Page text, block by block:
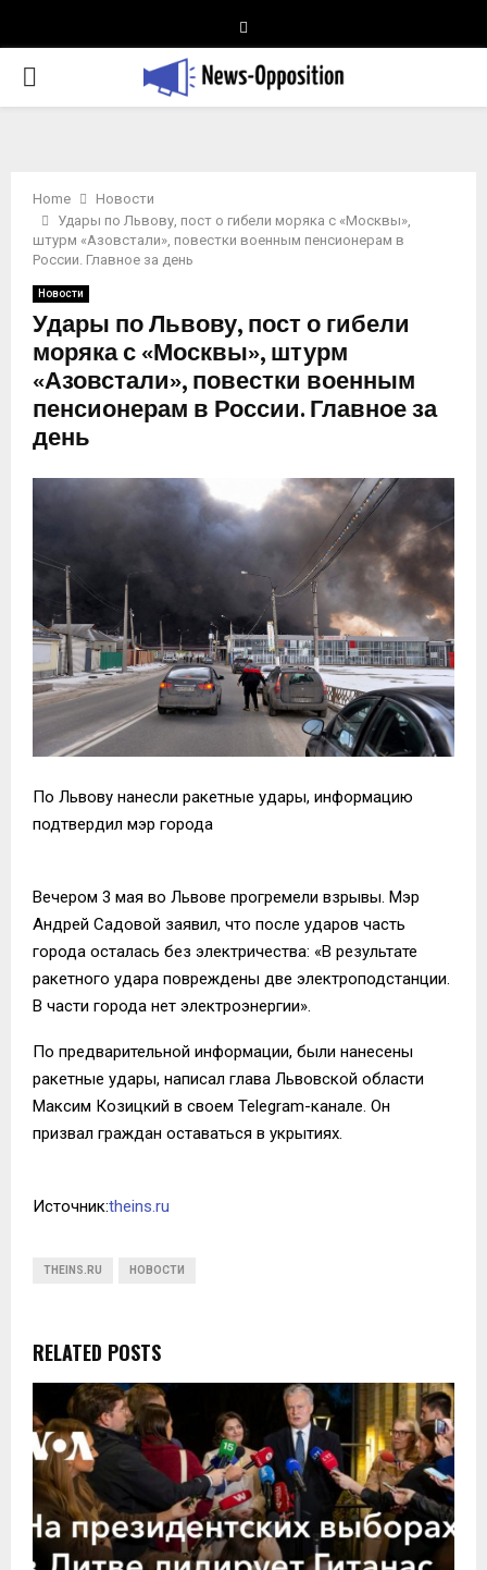
PRIMARY
Home
Новости
Удары по Львову, пост о гибели моряка с «Москвы»,
штурм «Азовстали», повестки военным пенсионерам в
России. Главное за день
Новости
Удары по Львову, пост о гибели
моряка с «Москвы», штурм
«Азовстали», повестки военным
пенсионерам в России. Главное за
день
По Львову нанесли ракетные удары, информацию
подтвердил мэр города
Вечером 3 мая во Львове прогремели взрывы. Мэр
Андрей Садовой заявил, что после ударов часть
города осталась без электричества: «В результате
ракетного удара повреждены две электроподстанции.
В части города нет электроэнергии».
По предварительной информации, были нанесены
ракетные удары, написал глава Львовской области
Максим Козицкий в своем Telegram-канале. Он
призвал граждан оставаться в укрытиях.
Источник:theins.ru
THEINS.RU НОВОСТИ
RELATED POSTS